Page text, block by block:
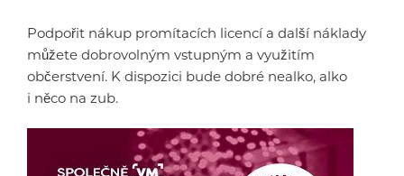
Podpořit nákup promítacích licencí a další náklady
můžete dobrovolným vstupným a využitím
občerstvení. K dispozici bude dobré nealko, alko
i něco na zub.